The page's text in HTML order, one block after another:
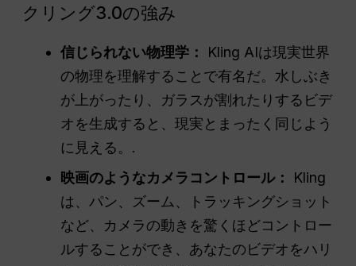
クリング3.0の強み
信じられない物理学：
Kling AIは現実世界
の物理を理解することで有名だ。水しぶき
が上がったり、ガラスが割れたりするビデ
オを生成すると、現実とまったく同じよう
に見える。.
映画のようなカメラコントロール：
Kling
は、パン、ズーム、トラッキングショット
など、カメラの動きを驚くほどコントロー
ルすることができ、あなたのビデオをハリ